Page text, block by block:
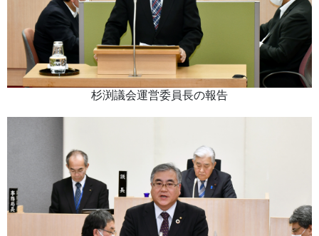
杉渕議会運営委員長の報告